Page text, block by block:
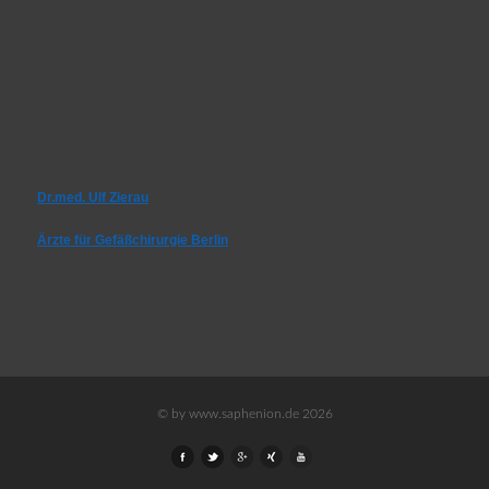
Dr.med. Ulf Zierau
Ärzte für Gefäßchirurgie Berlin
© by www.saphenion.de 2026